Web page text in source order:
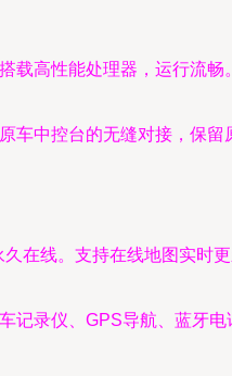
载高性能处理器，运行流
车中控台的无缝对接，保
久在线。支持在线地图实
记录仪、GPS导航、蓝牙